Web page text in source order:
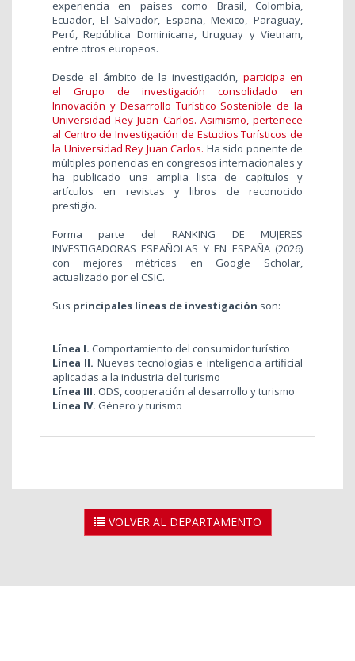
experiencia en países como Brasil, Colombia,
Ecuador, El Salvador, España, Mexico, Paraguay,
Perú, República Dominicana, Uruguay y Vietnam,
entre otros europeos.
Desde el ámbito de la investigación, participa en
el Grupo de investigación consolidado en
Innovación y Desarrollo Turístico Sostenible de la
Universidad Rey Juan Carlos. Asimismo, pertenece
al Centro de Investigación de Estudios Turísticos de
la Universidad Rey Juan Carlos. Ha sido ponente de
múltiples ponencias en congresos internacionales y
ha publicado una amplia lista de capítulos y
artículos en revistas y libros de reconocido
prestigio.
Forma parte delRANKING DE MUJERES
INVESTIGADORAS ESPAÑOLAS Y EN ESPAÑA (2026)
con mejores métricas en Google Scholar,
actualizado por el CSIC.
Sus principales líneas de investigación son:
Línea I. Comportamiento del consumidor turístico
Línea II. Nuevas tecnologías e inteligencia artificial
aplicadas a la industria del turismo
Línea III. ODS, cooperación al desarrollo y turismo
Línea IV. Género y turismo
VOLVER AL DEPARTAMENTO